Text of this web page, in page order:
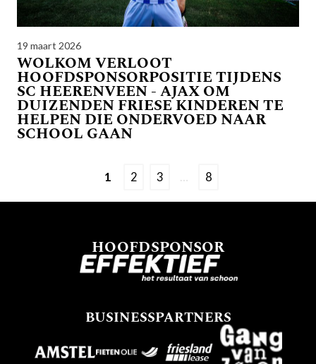
19 maart 2026
WOLKOM VERLOOT
HOOFDSPONSORPOSITIE TIJDENS
SC HEERENVEEN - AJAX OM
DUIZENDEN FRIESE KINDEREN TE
HELPEN DIE ONDERVOED NAAR
SCHOOL GAAN
1 2 3 … 8
HOOFDSPONSOR
BUSINESSPARTNERS